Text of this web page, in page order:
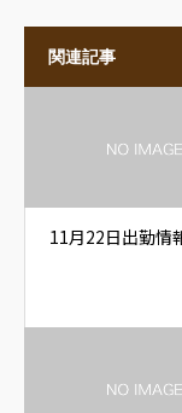
関連記事
11月22日出勤情